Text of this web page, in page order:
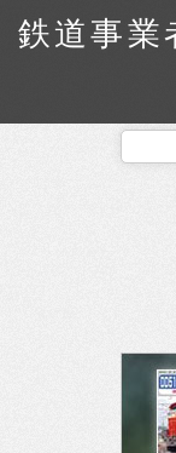
鉄道事